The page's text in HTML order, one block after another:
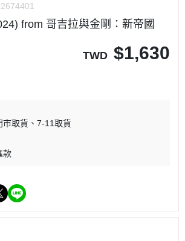
from 哥吉拉與金剛：新帝國
TWD $1,630
市取貨
7-11取貨
款